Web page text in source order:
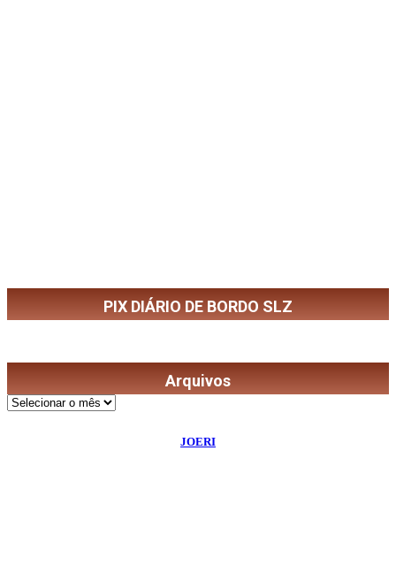
PIX DIÁRIO DE BORDO SLZ
Arquivos
Arquivos
JOERI